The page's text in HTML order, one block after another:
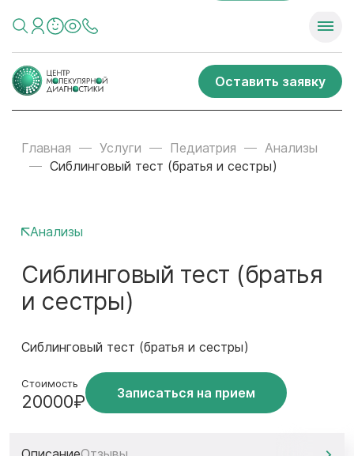
Оставить заявку
Главная Услуги Педиатрия
Анализы
Сиблинговый тест (братья и сестры)
Анализы
Сиблинговый тест (братья
и сестры)
Сиблинговый тест (братья и сестры)
Стоимость
20000₽ Записаться на прием